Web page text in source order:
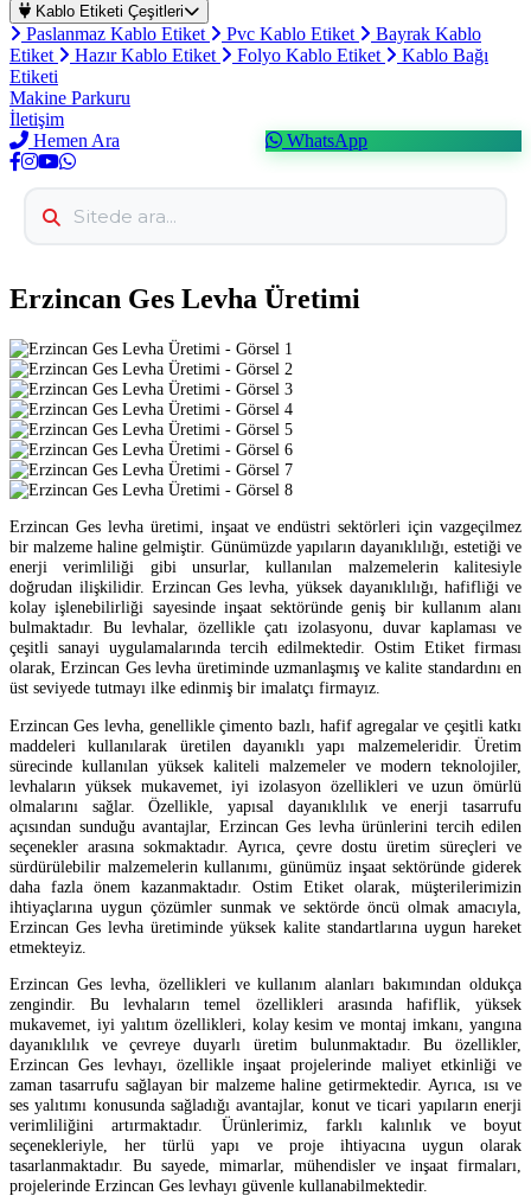
Kablo Etiketi Çeşitleri
Paslanmaz Kablo Etiket Pvc Kablo Etiket
Bayrak Kablo
Etiket
Hazır Kablo Etiket Folyo Kablo Etiket
Kablo Bağı
Etiketi
Makine Parkuru
İletişim
Hemen Ara
WhatsApp
Erzincan Ges Levha Üretimi
Erzincan Ges levha üretimi, inşaat ve endüstri sektörleri için vazgeçilmez
bir malzeme haline gelmiştir. Günümüzde yapıların dayanıklılığı, estetiği ve
enerji verimliliği gibi unsurlar, kullanılan malzemelerin kalitesiyle
doğrudan ilişkilidir. Erzincan Ges levha, yüksek dayanıklılığı, hafifliği ve
kolay işlenebilirliği sayesinde inşaat sektöründe geniş bir kullanım alanı
bulmaktadır. Bu levhalar, özellikle çatı izolasyonu, duvar kaplaması ve
çeşitli sanayi uygulamalarında tercih edilmektedir. Ostim Etiket firması
olarak, Erzincan Ges levha üretiminde uzmanlaşmış ve kalite standardını en
üst seviyede tutmayı ilke edinmiş bir imalatçı firmayız.
Erzincan Ges levha, genellikle çimento bazlı, hafif agregalar ve çeşitli katkı
maddeleri kullanılarak üretilen dayanıklı yapı malzemeleridir. Üretim
sürecinde kullanılan yüksek kaliteli malzemeler ve modern teknolojiler,
levhaların yüksek mukavemet, iyi izolasyon özellikleri ve uzun ömürlü
olmalarını sağlar. Özellikle, yapısal dayanıklılık ve enerji tasarrufu
açısından sunduğu avantajlar, Erzincan Ges levha ürünlerini tercih edilen
seçenekler arasına sokmaktadır. Ayrıca, çevre dostu üretim süreçleri ve
sürdürülebilir malzemelerin kullanımı, günümüz inşaat sektöründe giderek
daha fazla önem kazanmaktadır. Ostim Etiket olarak, müşterilerimizin
ihtiyaçlarına uygun çözümler sunmak ve sektörde öncü olmak amacıyla,
Erzincan Ges levha üretiminde yüksek kalite standartlarına uygun hareket
etmekteyiz.
Erzincan Ges levha, özellikleri ve kullanım alanları bakımından oldukça
zengindir. Bu levhaların temel özellikleri arasında hafiflik, yüksek
mukavemet, iyi yalıtım özellikleri, kolay kesim ve montaj imkanı, yangına
dayanıklılık ve çevreye duyarlı üretim bulunmaktadır. Bu özellikler,
Erzincan Ges levhayı, özellikle inşaat projelerinde maliyet etkinliği ve
zaman tasarrufu sağlayan bir malzeme haline getirmektedir. Ayrıca, ısı ve
ses yalıtımı konusunda sağladığı avantajlar, konut ve ticari yapıların enerji
verimliliğini artırmaktadır. Ürünlerimiz, farklı kalınlık ve boyut
seçenekleriyle, her türlü yapı ve proje ihtiyacına uygun olarak
tasarlanmaktadır. Bu sayede, mimarlar, mühendisler ve inşaat firmaları,
projelerinde Erzincan Ges levhayı güvenle kullanabilmektedir.